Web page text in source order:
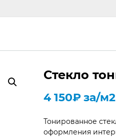
Стекло
4 150₽ за/м2
Тонированное
оформления